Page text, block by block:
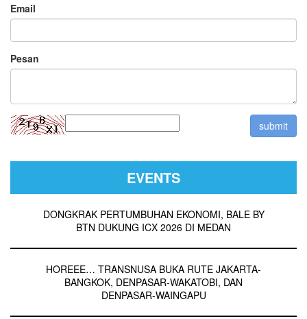
Email
Pesan
EVENTS
DONGKRAK PERTUMBUHAN EKONOMI, BALE BY
BTN DUKUNG ICX 2026 DI MEDAN
HOREEE… TRANSNUSA BUKA RUTE JAKARTA-
BANGKOK, DENPASAR-WAKATOBI, DAN
DENPASAR-WAINGAPU